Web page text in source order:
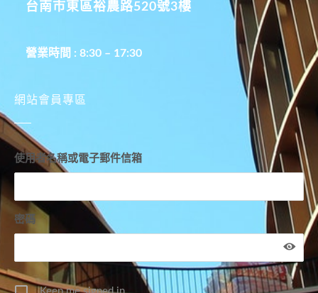
台南市東區裕農路520號3樓
營業時間 : 8:30 – 17:30
網站會員專區
使用者名稱或電子郵件信箱
密碼